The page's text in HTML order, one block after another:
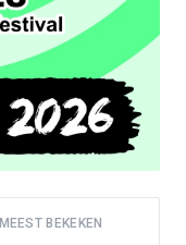
MEEST BEKEKEN